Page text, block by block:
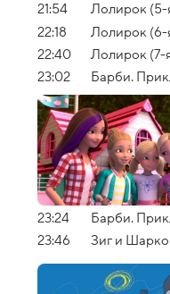
21:54
Лолирок (5-
22:18
Лолирок (6-
22:40
Лолирок (7-
23:02
Барби.
23:24
Барби.
23:46
Зиг и Шарко